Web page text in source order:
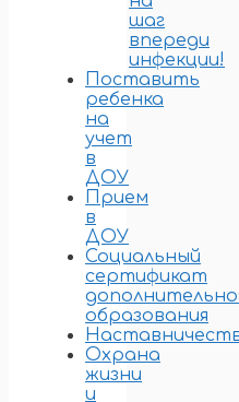
шаг
впереди
инфекции!
Поставить
ребенка
на
учет
в
ДОУ
Прием
в
ДОУ
Социальный
сертификат
образования
Охрана
жизни
и